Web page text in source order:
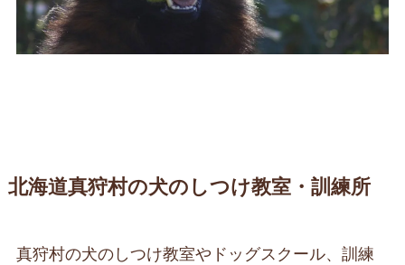
北海道真狩村の犬のしつけ教室・訓練所
真狩村の犬のしつけ教室やドッグスクール、訓練